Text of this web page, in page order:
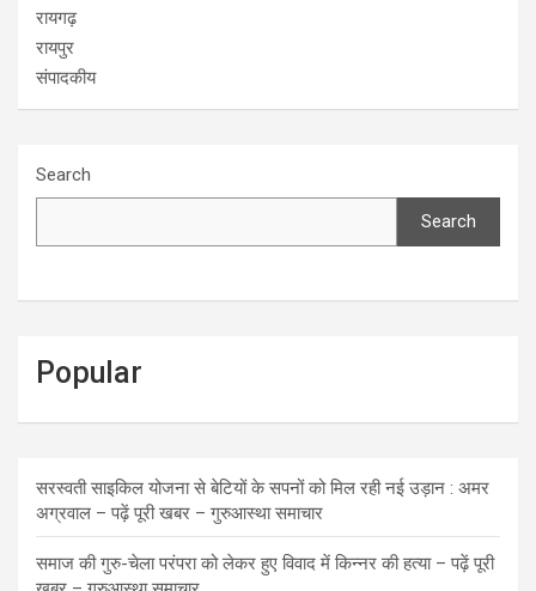
रायगढ़
रायपुर
संपादकीय
Search
Search
Popular
सरस्वती साइकिल योजना से बेटियों के सपनों को मिल रही नई उड़ान : अमर
अग्रवाल – पढ़ें पूरी खबर – गुरुआस्था समाचार
समाज की गुरु-चेला परंपरा को लेकर हुए विवाद में किन्नर की हत्या – पढ़ें पूरी